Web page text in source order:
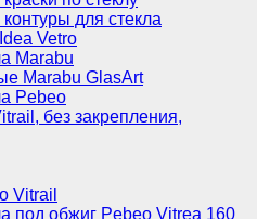
для стекла
Vetro
Marabu
Marabu GlasArt
Pebeo
без закрепления,
Vitrail
под обжиг Pebeo Vitrea 160